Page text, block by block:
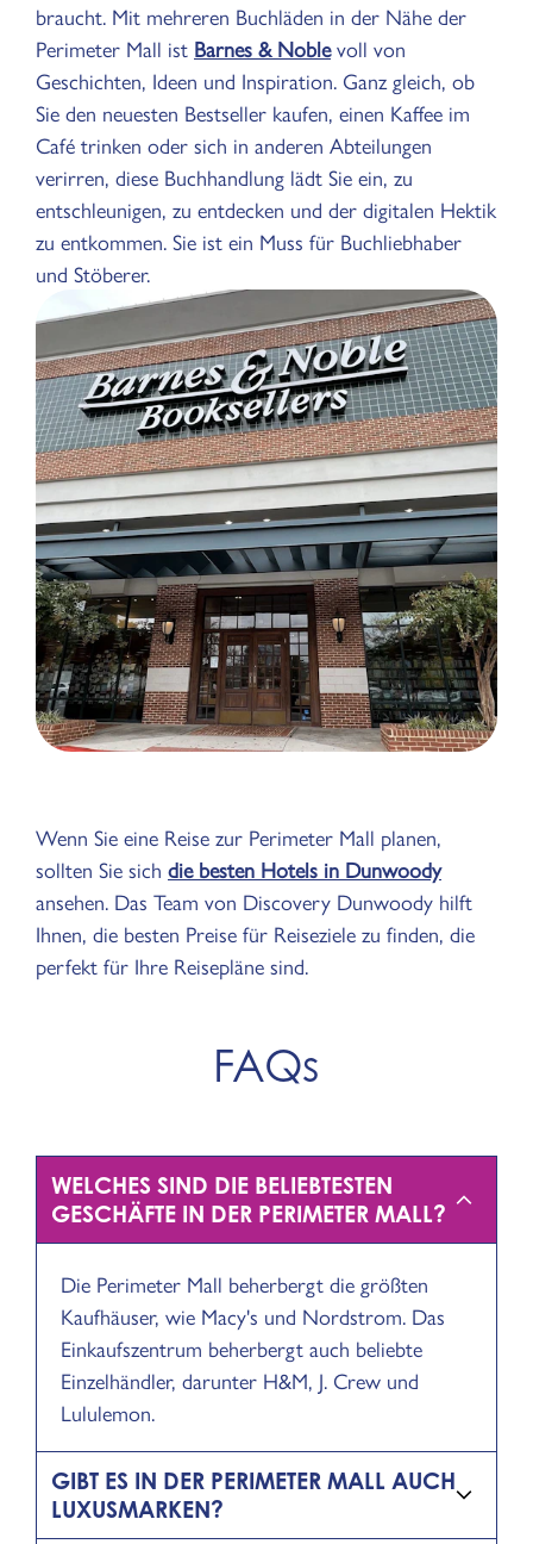
braucht. Mit mehreren Buchläden in der Nähe der
Perimeter Mall ist Barnes & Noblevoll von
Geschichten, Ideen und Inspiration. Ganz gleich, ob
Sie den neuesten Bestseller kaufen, einen Kaffee im
Café trinken oder sich in anderen Abteilungen
verirren, diese Buchhandlung lädt Sie ein, zu
entschleunigen, zu entdecken und der digitalen Hektik
zu entkommen. Sie ist ein Muss für Buchliebhaber
und Stöberer.
Wenn Sie eine Reise zur Perimeter Mall planen,
sollten Sie sich die besten Hotels in Dunwoody
ansehen. Das Team von Discovery Dunwoody hilft
Ihnen, die besten Preise für Reiseziele zu finden, die
perfekt für Ihre Reisepläne sind.
FAQs
WELCHES SIND DIE BELIEBTESTEN
GESCHÄFTE IN DER PERIMETER MALL?
Die Perimeter Mall beherbergt die größten
Kaufhäuser, wie Macy's und Nordstrom. Das
Einkaufszentrum beherbergt auch beliebte
Einzelhändler, darunter H&M, J. Crew und
Lululemon.
GIBT ES IN DER PERIMETER MALL AUCH
LUXUSMARKEN?